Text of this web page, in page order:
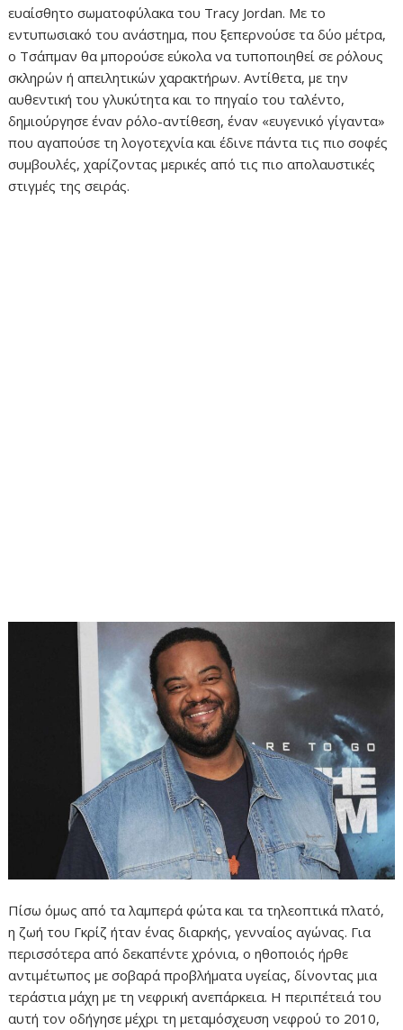
ευαίσθητο σωματοφύλακα του Tracy Jordan. Με το
εντυπωσιακό του ανάστημα, που ξεπερνούσε τα δύο μέτρα,
ο Τσάπμαν θα μπορούσε εύκολα να τυποποιηθεί σε ρόλους
σκληρών ή απειλητικών χαρακτήρων. Αντίθετα, με την
αυθεντική του γλυκύτητα και το πηγαίο του ταλέντο,
δημιούργησε έναν ρόλο-αντίθεση, έναν «ευγενικό γίγαντα»
που αγαπούσε τη λογοτεχνία και έδινε πάντα τις πιο σοφές
συμβουλές, χαρίζοντας μερικές από τις πιο απολαυστικές
στιγμές της σειράς.
Πίσω όμως από τα λαμπερά φώτα και τα τηλεοπτικά πλατό,
η ζωή του Γκρίζ ήταν ένας διαρκής, γενναίος αγώνας. Για
περισσότερα από δεκαπέντε χρόνια, ο ηθοποιός ήρθε
αντιμέτωπος με σοβαρά προβλήματα υγείας, δίνοντας μια
τεράστια μάχη με τη νεφρική ανεπάρκεια. Η περιπέτειά του
αυτή τον οδήγησε μέχρι τη μεταμόσχευση νεφρού το 2010,